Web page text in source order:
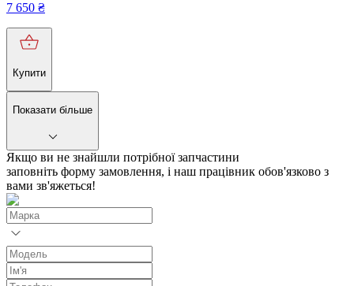
7 650 ₴
Купити
Показати більше
Якщо ви не знайшли потрібної запчастини
заповніть форму замовлення, і наш працівник обов'язково з
вами зв'яжеться!